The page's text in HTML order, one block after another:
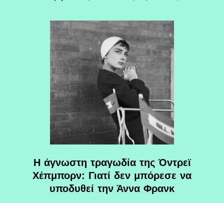
Η άγνωστη τραγωδία της Όντρεϊ
Χέπμπορν: Γιατί δεν μπόρεσε να
υποδυθεί την Άννα Φρανκ